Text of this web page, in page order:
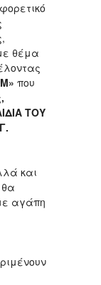
θέμα
που
,
ΤΟΥ
Γ.
και
θα
αγάπη